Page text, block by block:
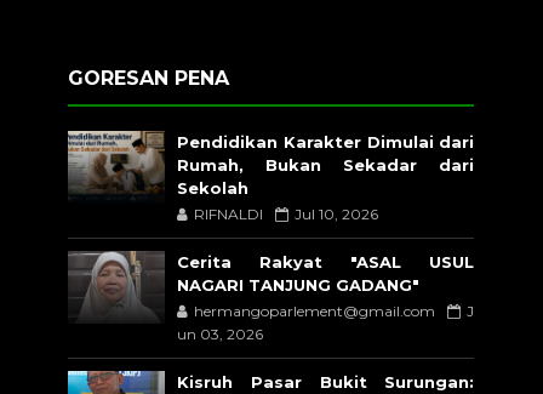
GORESAN PENA
Pendidikan Karakter Dimulai dari
Rumah, Bukan Sekadar dari
Sekolah
RIFNALDI Jul 10, 2026
Cerita Rakyat "ASAL USUL
NAGARI TANJUNG GADANG"
hermangoparlement@gmail.com
J
un 03, 2026
Kisruh Pasar Bukit Surungan: